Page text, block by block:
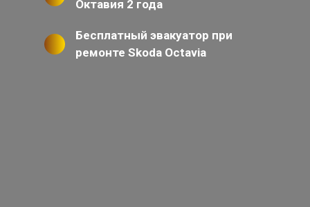
Октавия 2 года
Бесплатный эвакуатор при
ремонте Skoda Octavia